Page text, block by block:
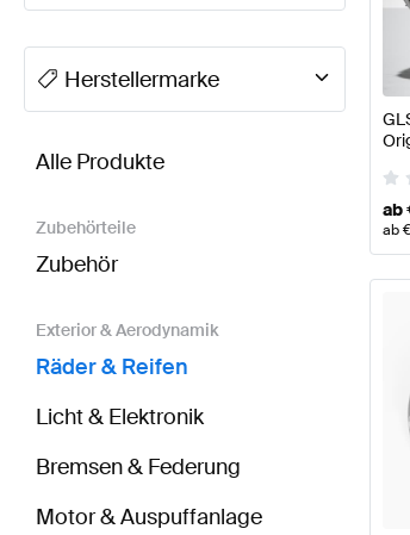
A-Klasse Tuning Räder & ReifenA-
Herstellermarke
BRABUS GLS-Klasse X167 Räder &
Alle Produkte
Zubehörteile
Zubehör
Exterior & Aerodynamik
Räder & Reifen
Licht & Elektronik
Bremsen & Federung
Motor & Auspuffanlage
ab
ab